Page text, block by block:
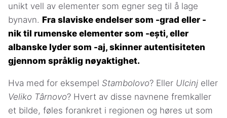
unikt vell av elementer som egner seg til å lage
bynavn. Fra slaviske endelser som -grad eller -
nik til rumenske elementer som -ești, eller
albanske lyder som -aj, skinner autentisiteten
gjennom språklig nøyaktighet.
Hva med for eksempel Stambolovo? Eller Ulcinj eller
Veliko Târnovo? Hvert av disse navnene fremkaller
et bilde, føles forankret i regionen og høres ut som